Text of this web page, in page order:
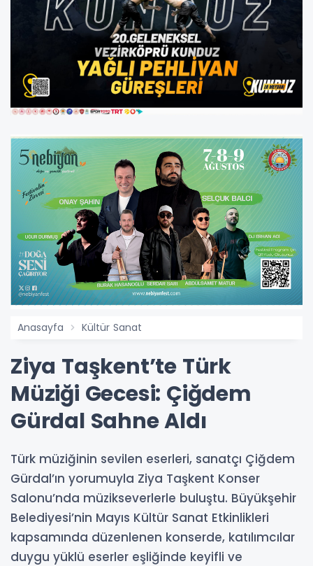
Anasayfa Kültür Sanat
Ziya Taşkent’te Türk
Müziği Gecesi: Çiğdem
Gürdal Sahne Aldı
Türk müziğinin sevilen eserleri, sanatçı Çiğdem
Gürdal’ın yorumuyla Ziya Taşkent Konser
Salonu’nda müzikseverlerle buluştu. Büyükşehir
Belediyesi’nin Mayıs Kültür Sanat Etkinlikleri
kapsamında düzenlenen konserde, katılımcılar
duygu yüklü eserler eşliğinde keyifli ve